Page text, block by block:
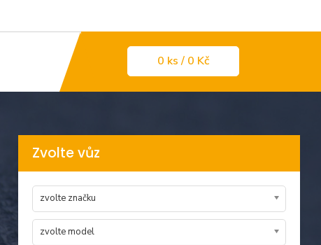
0 ks/ 0 Kč
Zvolte vůz
zvolte značku
zvolte model